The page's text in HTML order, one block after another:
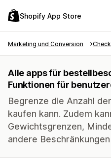
Shopify App Store
Marketing und Conversion
Alle apps für
Funktionen für
Begrenze die Anzahl
kaufen kann. Zudem
Gewichtsgrenzen,
andere